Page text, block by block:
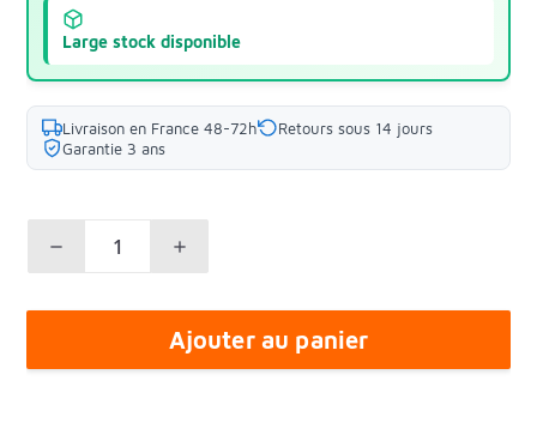
Large stock disponible
Livraison en France 48-72h
Retours sous 14 jours
Garantie 3 ans
Ajouter au panier